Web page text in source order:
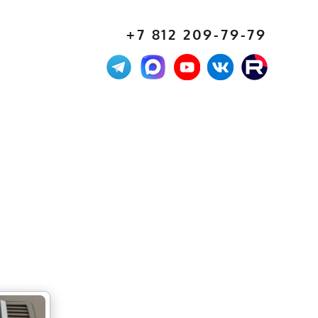
+7 812 209-79-79